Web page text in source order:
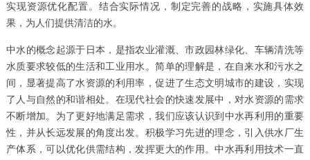
实现资源优化配置。结合实际情况，制定完善的战略，实施具体效
果，为人们提供清洁的水。
中水的概念起源于日本，是指农业灌溉、市政园林绿化、车辆清洗等
水质要求较低的生活和工业用水。简单的理解是，在自来水和污水之
间，显著提高了水资源的利用率，促进了生态文明城市的建设，实现
了人与自然的和谐相处。在现代社会的快速发展中，对水资源的需求
不断增加。为了更好地满足需求，我们应该认识到中水再利用的重要
性，并从长远发展的角度出发。积极学习先进的理念，引入供水厂生
产体系，可以优化供需结构，发挥更大的作用。中水再利用技术一直